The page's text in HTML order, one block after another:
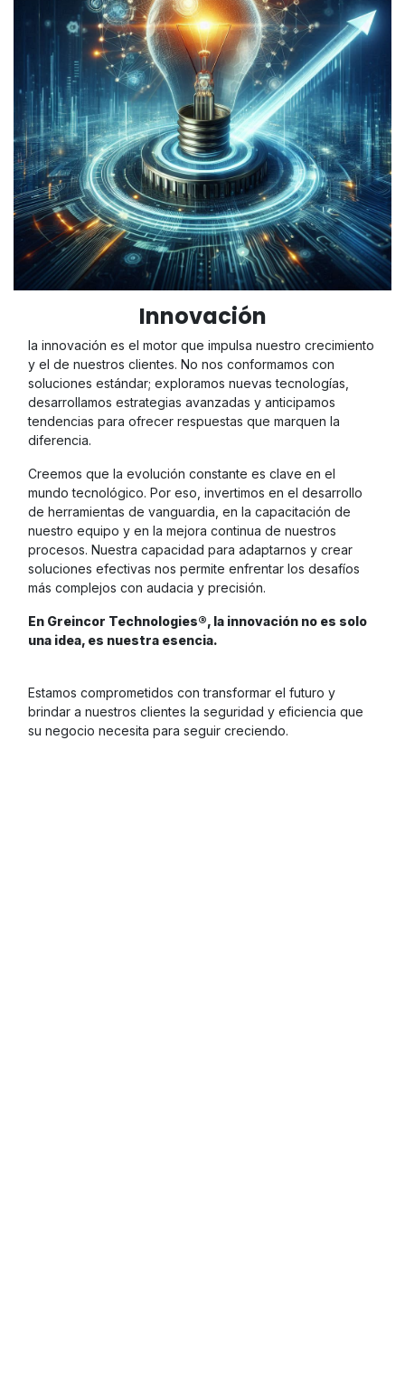
Innovación
la innovación es el motor que impulsa nuestro crecimiento
y el de nuestros clientes. No nos conformamos con
soluciones estándar; exploramos nuevas tecnologías,
desarrollamos estrategias avanzadas y anticipamos
tendencias para ofrecer respuestas que marquen la
diferencia.
Creemos que la evolución constante es clave en el
mundo tecnológico. Por eso, invertimos en el desarrollo
de herramientas de vanguardia, en la capacitación de
nuestro equipo y en la mejora continua de nuestros
procesos. Nuestra capacidad para adaptarnos y crear
soluciones efectivas nos permite enfrentar los desafíos
más complejos con audacia y precisión.
En Greincor Technologies®, la innovación no es solo
una idea, es nuestra esencia.
Estamos comprometidos con transformar el futuro y
brindar a nuestros clientes la seguridad y eficiencia que
su negocio necesita para seguir creciendo.